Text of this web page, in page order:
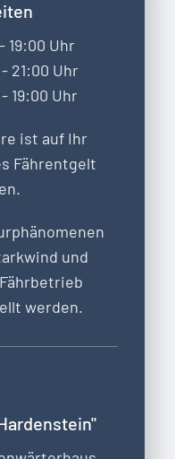
19:00 Uhr
21:00 Uhr
19:00 Uhr
ist auf Ihr
Fährentgelt
und
werden.